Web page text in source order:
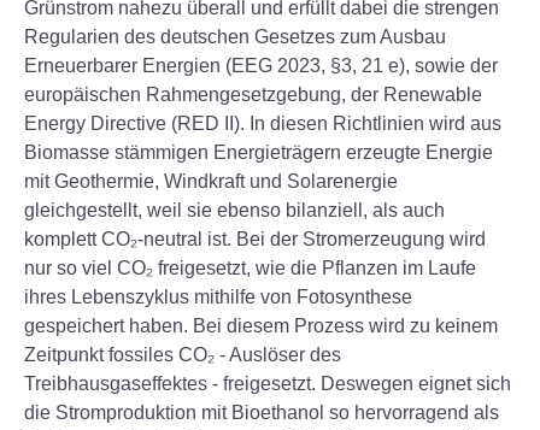
Grünstrom nahezu überall und erfüllt dabei die strengen
Regularien des deutschen Gesetzes zum Ausbau
Erneuerbarer Energien (EEG 2023, §3, 21 e), sowie der
europäischen Rahmengesetzgebung, der Renewable
Energy Directive (RED II). In diesen Richtlinien wird aus
Biomasse stämmigen Energieträgern erzeugte Energie
mit Geothermie, Windkraft und Solarenergie
gleichgestellt, weil sie ebenso bilanziell, als auch
komplett CO₂-neutral ist. Bei der Stromerzeugung wird
nur so viel CO₂ freigesetzt, wie die Pflanzen im Laufe
ihres Lebenszyklus mithilfe von Fotosynthese
gespeichert haben. Bei diesem Prozess wird zu keinem
Zeitpunkt fossiles CO₂ - Auslöser des
Treibhausgaseffektes - freigesetzt. Deswegen eignet sich
die Stromproduktion mit Bioethanol so hervorragend als